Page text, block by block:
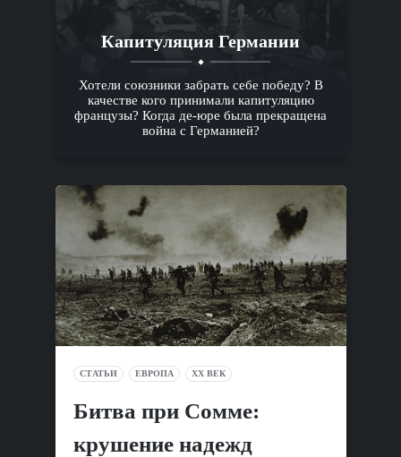
Капитуляция Германии
Хотели союзники забрать себе победу? В
качестве кого принимали капитуляцию
французы? Когда де-юре была прекращена
война с Германией?
СТАТЬИ ЕВРОПА XX ВЕК
Битва при Сомме:
крушение надежд